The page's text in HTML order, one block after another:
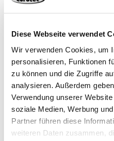
Diese Webseite verwendet
Wir verwenden Cookies, um
personalisieren, Funktionen
zu können und die Zugriffe
analysieren. Außerdem
Verwendung unserer
soziale Medien, Werbung
Partner führen diese
weiteren Daten zusammen,
Unsere
Verschrauben